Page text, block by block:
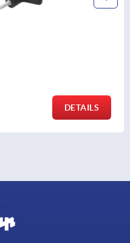
DETAILS